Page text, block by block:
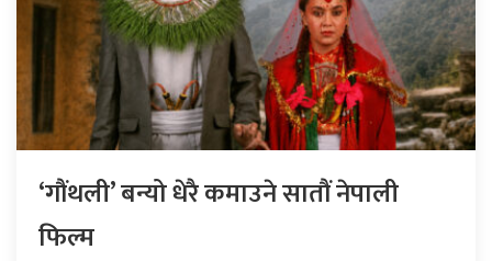
‘गौंथली’ बन्यो धेरै कमाउने सातौं नेपाली
फिल्म